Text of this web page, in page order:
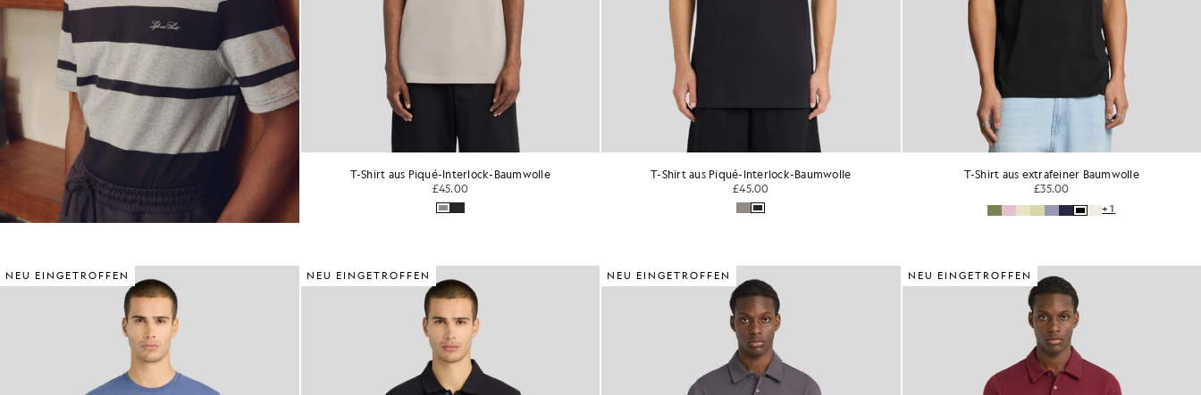
T-Shirt aus Piqué-Interlock-Baumwolle
£45.00
T-Shirt aus Piqué-Interlock-Baumwolle
£45.00
T-Shirt aus extrafeiner Baumwolle
£35.00
+1
NEU EINGETROFFEN NEU EINGETROFFEN NEU EINGETROFFEN NEU EINGETROFFEN